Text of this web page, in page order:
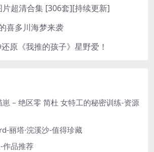
超清合集 [306套][持续更新]
喜多川海梦来袭
原《我推的孩子》星野爱！
– 绝区零 简杜 女特工的秘密训练-资源
丽塔·浣溪沙-值得珍藏
作品推荐